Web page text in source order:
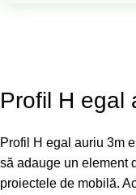
Profil H egal
Profil H egal auriu 3m
să adauge un element
proiectele de mobilă.